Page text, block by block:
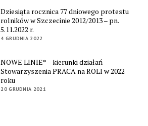
Dziesiąta rocznica 77 dniowego protestu
rolników w Szczecinie 2012/2013 – pn.
5.11.2022 r.
4 GRUDNIA 2022
NOWE LINIE* – kierunki działań
Stowarzyszenia PRACA na ROLI w 2022
roku
20 GRUDNIA 2021